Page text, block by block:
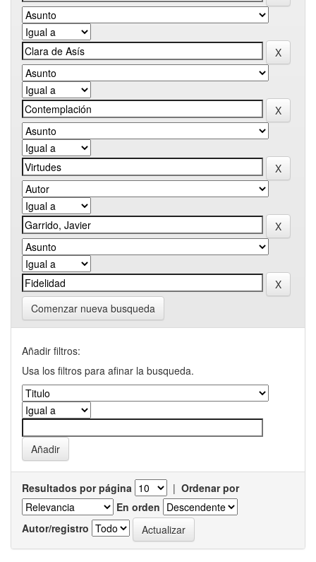
Comenzar nueva busqueda
Añadir filtros:
Usa los filtros para afinar la busqueda.
Resultados por página | Ordenar por
En orden
Autor/registro